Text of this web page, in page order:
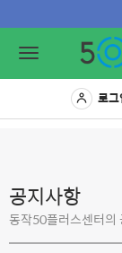
Toggle
로그
공지사항
동작50플러스센터의